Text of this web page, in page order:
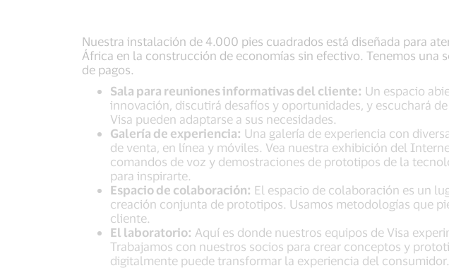
Nuestra instalación de 4.000 pies cuadrados está diseñada para
África en la construcción de economías sin efectivo. Tenemos una
de pagos.
Sala para reuniones informativas del cliente: Un espacio
innovación, discutirá desafíos y oportunidades, y escuchará
Visa pueden adaptarse a sus necesidades.
Galería de experiencia: Una galería de experiencia con
de venta, en línea y móviles. Vea nuestra exhibición del
comandos de voz y demostraciones de prototipos de la
para inspirarte.
Espacio de colaboración: El espacio de colaboración es un
creación conjunta de prototipos. Usamos metodologías que
cliente.
El laboratorio: Aquí es donde nuestros equipos de Visa
Trabajamos con nuestros socios para crear conceptos y
digitalmente puede transformar la experiencia del consumidor.